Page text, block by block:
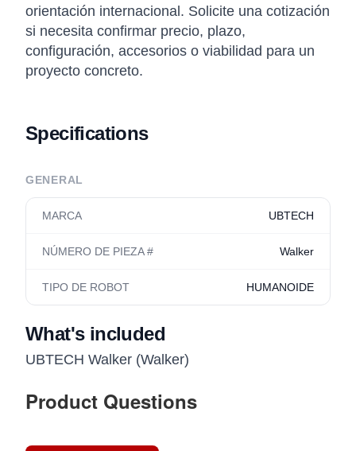
orientación internacional. Solicite una cotización
si necesita confirmar precio, plazo,
configuración, accesorios o viabilidad para un
proyecto concreto.
Specifications
GENERAL
MARCA UBTECH
NÚMERO DE PIEZA # Walker
TIPO DE ROBOT HUMANOIDE
What's included
UBTECH Walker (Walker)
Product Questions